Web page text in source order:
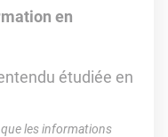
en
étudiée en
les informations